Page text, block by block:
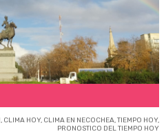
, CLIMA HOY, CLIMA EN NECOCHEA,TIEMPO HOY,
PRONOSTICO DEL TIEMPO HOY